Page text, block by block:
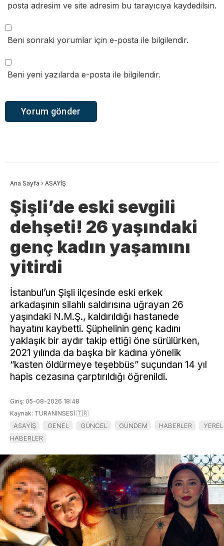
posta adresim ve site adresim bu tarayıcıya kaydedilsin.
Beni sonraki yorumlar için e-posta ile bilgilendir.
Beni yeni yazılarda e-posta ile bilgilendir.
Ana Sayfa › ASAYİŞ
Şişli’de eski sevgili
dehşeti! 26 yaşındaki
genç kadın yaşamını
yitirdi
İstanbul’un Şişli ilçesinde eski erkek
arkadaşının silahlı saldırısına uğrayan 26
yaşındaki N.M.Ş., kaldırıldığı hastanede
hayatını kaybetti. Şüphelinin genç kadını
yaklaşık bir aydır takip ettiği öne sürülürken,
2021 yılında da başka bir kadına yönelik
“kasten öldürmeye teşebbüs” suçundan 14 yıl
hapis cezasına çarptırıldığı öğrenildi.
Giriş: 05-08-2026 18:48
Kaynak: TURANINSESİ 🇹🇷
ASAYİŞ GENEL GÜNCEL GÜNDEM HABERLER
YEREL
HABERLER